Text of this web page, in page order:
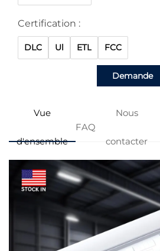
Certification :
DLC Ul ETL FCC
Demande
Vue
d'ensemble
FAQ
Nous
contacter